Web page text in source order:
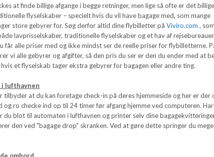
at finde billige afgange i begge retninger, men lige så ofte er det
flyselskaber – specielt hvis du vil have bagage med, som mange
store gebyrer for. Søg derfor altid dine flybilletter påViviro.com , som
lavprisselskaber, traditionelle flyselskaber og et hav af
får alle priser med og ikke mindst ser de reelle priser for flybilletterne.
vi alle gebyrer og afgifter, så den pris du ser er den du ender med at
et flyselskab tager ekstra gebyrer for bagagen eller andre ting.
i lufthavnen
tilbyder at du kan foretage check-in på deres hjemmeside og her er der
og ro checke ind op til 24 timer før afgang hjemme ved computeren.
du blot til automaten i lufthavnen og printer selv dine
den ved "bagage drop" skranken. Ved at gøre dette springer du
ombord